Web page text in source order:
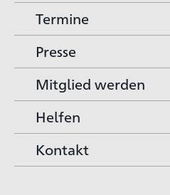
Termine
Presse
Mitglied werden
Helfen
Kontakt